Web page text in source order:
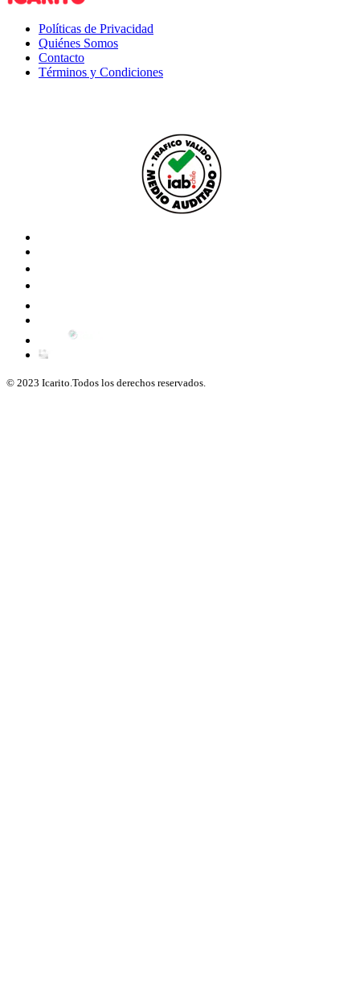
Políticas de Privacidad
Quiénes Somos
Contacto
Términos y Condiciones
© 2023 Icarito.Todos los derechos reservados.